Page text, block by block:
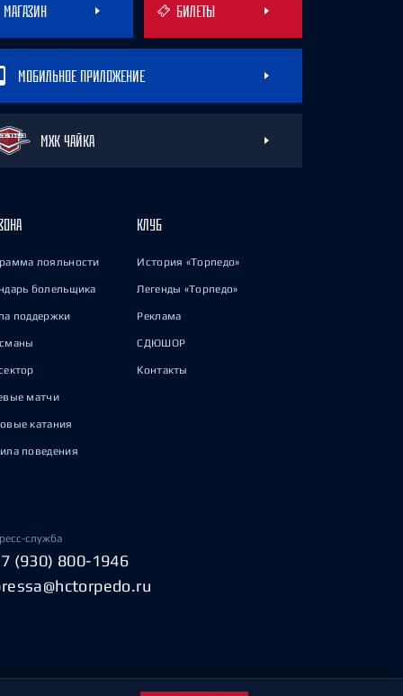
МАГАЗИН БИЛЕТЫ
МОБИЛЬНОЕ ПРИЛОЖЕНИЕ
МХК ЧАЙКА
лояльности
болельщика
поддержки
матчи
катания
поведения
КЛУБ
История «Торпедо»
Легенды «Торпедо»
Реклама
СДЮШОР
Контакты
служба
(930) 800-1946